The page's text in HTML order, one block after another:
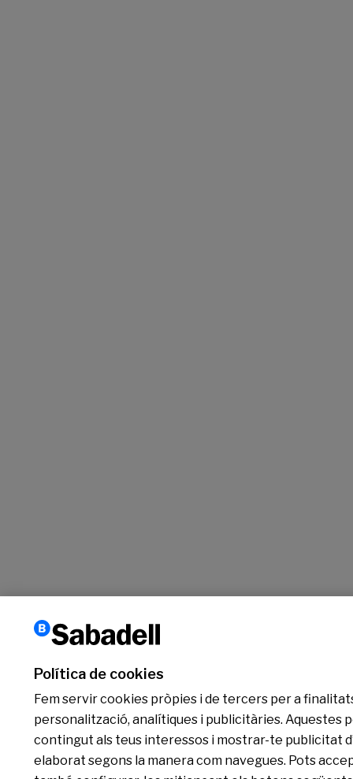
Política de cookies
Fem servir cookies pròpies i de tercers per a
personalització, analítiques i publicitàries. Aquestes
contingut als teus interessos i mostrar-te publicitat
elaborat segons la manera com navegues. Pots